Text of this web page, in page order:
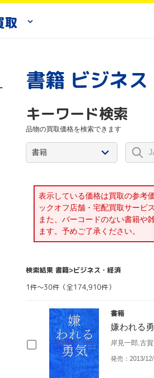
書籍 ビジネ
キーワード検索
品物の買取価格を検索できます
表示している価格は買取の参考
ックオフ店舗・宅配買取サービ
また、バーコードのない書籍や
ます。予めご了承ください。
検索結果 書籍>ビジネス・経済
1件～30件（全174,910件）
書籍
嫌われる
岸見一郎,古賀
発売：2013/